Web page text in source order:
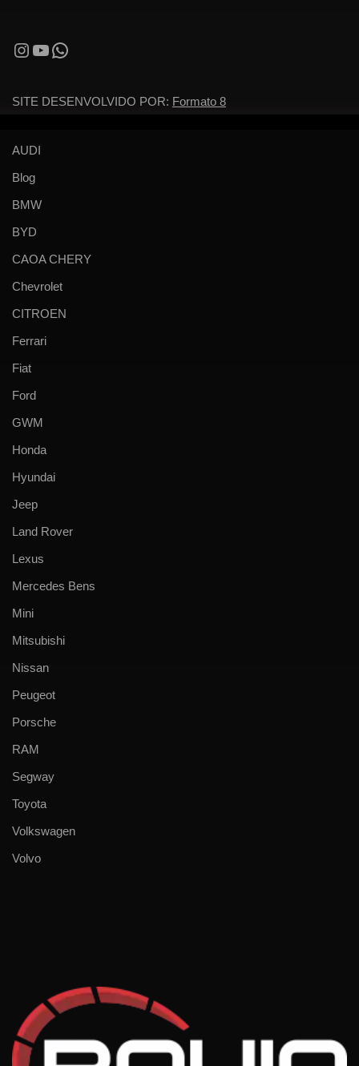
SITE DESENVOLVIDO POR: Formato 8
AUDI
Blog
BMW
BYD
CAOA CHERY
Chevrolet
CITROEN
Ferrari
Fiat
Ford
GWM
Honda
Hyundai
Jeep
Land Rover
Lexus
Mercedes Bens
Mini
Mitsubishi
Nissan
Peugeot
Porsche
RAM
Segway
Toyota
Volkswagen
Volvo